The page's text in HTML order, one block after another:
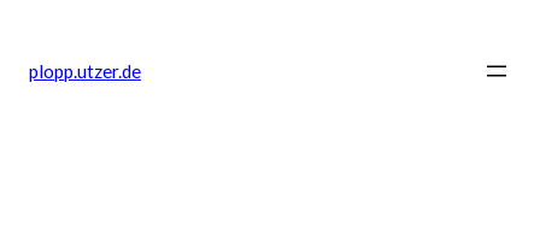
springen
plopp.utzer.de